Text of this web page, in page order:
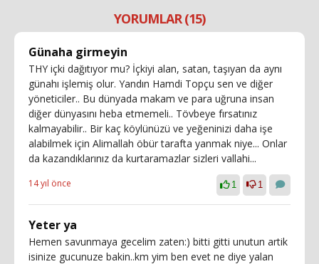
YORUMLAR (15)
Günaha girmeyin
THY içki dağıtıyor mu? İçkiyi alan, satan, taşıyan da aynı
günahı işlemiş olur. Yandın Hamdi Topçu sen ve diğer
yöneticiler.. Bu dünyada makam ve para uğruna insan
diğer dünyasını heba etmemeli.. Tövbeye fırsatınız
kalmayabilir.. Bir kaç köylünüzü ve yeğeninizi daha işe
alabilmek için Alimallah öbür tarafta yanmak niye... Onlar
da kazandıklarınız da kurtaramazlar sizleri vallahi...
14 yıl önce 1 1
Yeter ya
Hemen savunmaya gecelim zaten:) bitti gitti unutun artik
isinize gucunuze bakin..km yim ben evet ne diye yalan